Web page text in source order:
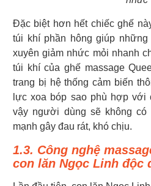
Đặc biệt hơn hết chiếc ghế
túi khí phần hông giúp
xuyên giảm nhức mỏi nhanh
túi khí của ghế massage
trang bị hệ thống cảm biến
lực xoa bóp sao phù hợp
vậy người dùng sẽ không
mạnh gây đau rát, khó chịu.
1.3. Công nghệ
con lăn Ngọc Linh độc